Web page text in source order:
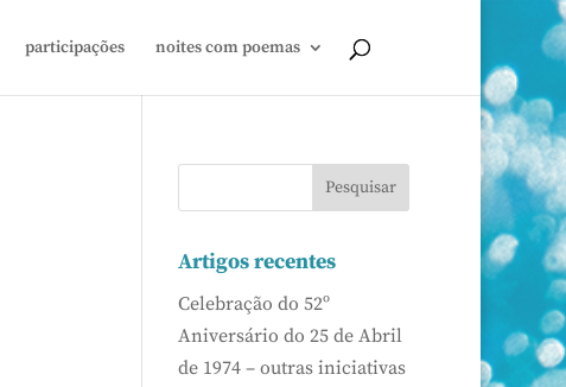
participações noites com poemas
Artigos recentes
Celebração do 52º
Aniversário do 25 de Abril
de 1974 – outras iniciativas